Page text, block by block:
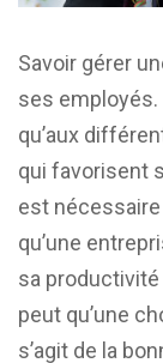
Savoir gérer
ses employés.
qu’aux
qui favorisent
est
qu’une
sa
peut qu’une
s’agit de la